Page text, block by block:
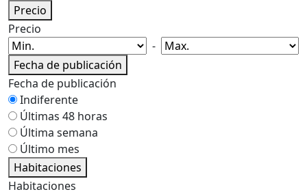
Precio
Precio
-
Fecha de publicación
Fecha de publicación
Indiferente
Últimas 48 horas
Última semana
Último mes
Habitaciones
Habitaciones